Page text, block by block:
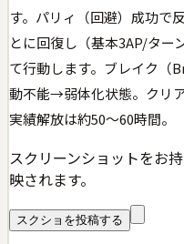
す。パリィ（回避）成功で
とに回復し（基本3AP/ター
て行動します。ブレイク（
動不能→弱体化状態。クリ
実績解放は約50〜60時間。
スクリーンショットをお
映されます。
スクショを投稿する